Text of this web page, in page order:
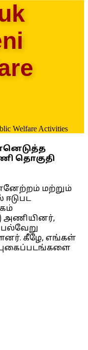
Welfare Activities
தொகுதி
மற்றும்
அணியினர்,
கீழே, எங்கள்
புகைப்படங்களை